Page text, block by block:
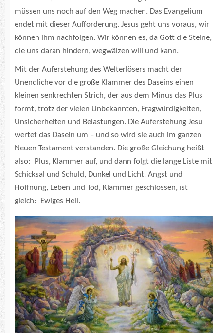
müssen uns noch auf den Weg machen. Das Evangelium
endet mit dieser Aufforderung. Jesus geht uns voraus, wir
können ihm nachfolgen. Wir können es, da Gott die Steine,
die uns daran hindern, wegwälzen will und kann.
Mit der Auferstehung des Welterlösers macht der
Unendliche vor die große Klammer des Daseins einen
kleinen senkrechten Strich, der aus dem Minus das Plus
formt, trotz der vielen Unbekannten, Fragwürdigkeiten,
Unsicherheiten und Belastungen. Die Auferstehung Jesu
wertet das Dasein um – und so wird sie auch im ganzen
Neuen Testament verstanden. Die große Gleichung heißt
also: Plus, Klammer auf, und dann folgt die lange Liste mit
Schicksal und Schuld, Dunkel und Licht, Angst und
Hoffnung, Leben und Tod, Klammer geschlossen, ist
gleich: Ewiges Heil.